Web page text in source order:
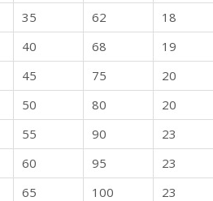
35 62 18
40 68 19
45 75 20
50 80 20
55 90 23
60 95 23
65 100 23